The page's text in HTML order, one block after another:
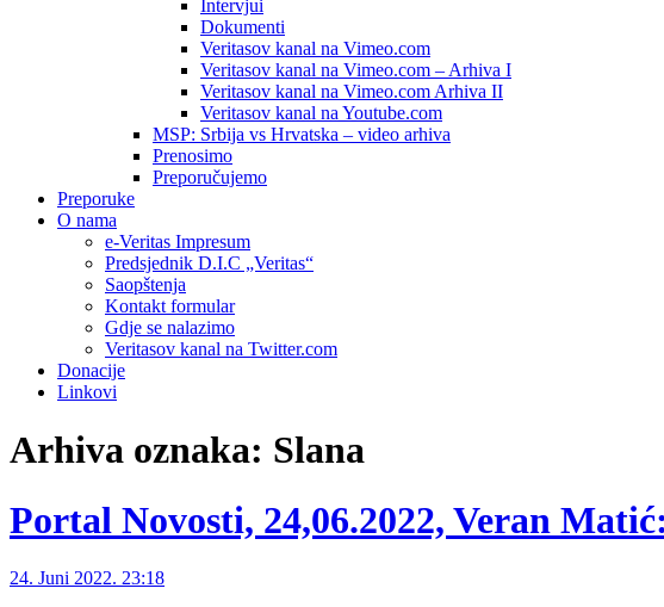
Intervjui
Dokumenti
Veritasov kanal na Vimeo.com
Veritasov kanal na Vimeo.com – Arhiva I
Veritasov kanal na Vimeo.com Arhiva II
Veritasov kanal na Youtube.com
MSP: Srbija vs Hrvatska – video arhiva
Prenosimo
Preporučujemo
Preporuke
O nama
e-Veritas Impresum
Predsjednik D.I.C „Veritas“
Saopštenja
Kontakt formular
Gdje se nalazimo
Veritasov kanal na Twitter.com
Donacije
Linkovi
Arhiva oznaka: Slana
Portal Novosti, 24,06.2022, Veran
24. Juni 2022. 23:18